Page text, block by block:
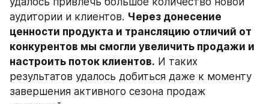
аудитории и клиентов. Через донесение
ценности продукта и трансляцию отличий от
конкурентов мы смогли увеличить продажи и
настроить поток клиентов. И таких
результатов удалось добиться даже к моменту
завершения активного сезона продаж